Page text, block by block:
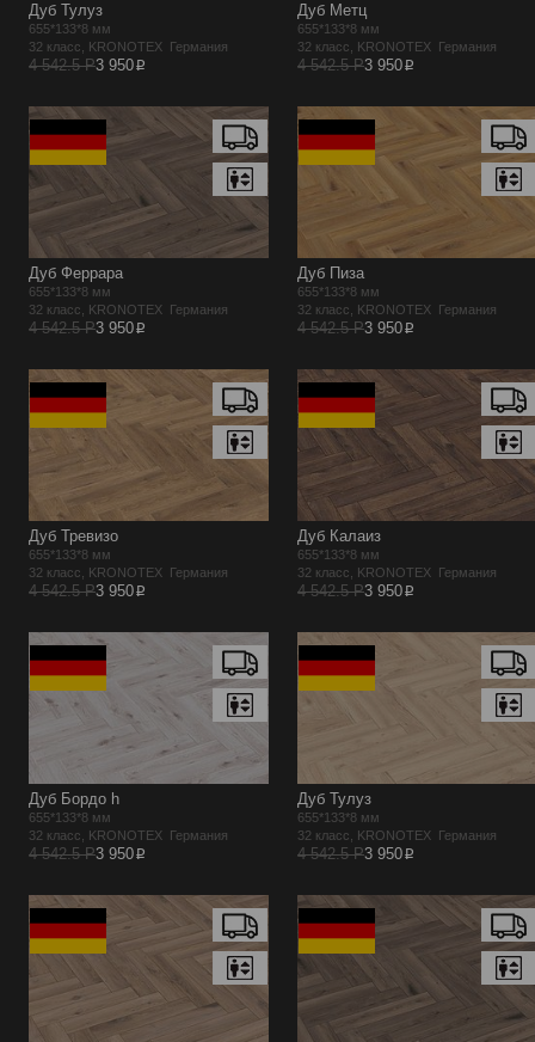
Дуб Тулуз
655*133*8 мм
32 класс, KRONOTEX Германия
4 542.5 Р3 950p
Дуб Метц
655*133*8 мм
32 класс, KRONOTEX Германия
4 542.5 Р3 950p
Дуб Феррара
655*133*8 мм
32 класс, KRONOTEX Германия
4 542.5 Р3 950p
Дуб Пиза
655*133*8 мм
32 класс, KRONOTEX Германия
4 542.5 Р3 950p
Дуб Тревизо
655*133*8 мм
32 класс, KRONOTEX Германия
4 542.5 Р3 950p
Дуб Калаиз
655*133*8 мм
32 класс, KRONOTEX Германия
4 542.5 Р3 950p
Дуб Бордо h
655*133*8 мм
32 класс, KRONOTEX Германия
4 542.5 Р3 950p
Дуб Тулуз
655*133*8 мм
32 класс, KRONOTEX Германия
4 542.5 Р3 950p